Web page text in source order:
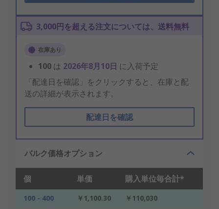
3,000円を超える注文については、送料無料
在庫あり
100 は 2026年8月10日 に入荷予定
「配達日を確認」をクリックすると、在庫と配
送の詳細が表示されます。
配達日を確認
バルク価格オプション
個 単価 購入単位毎合計*
100 - 400 ￥1,100.30
￥110,030